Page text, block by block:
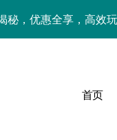
秘，优惠全享，高效
！创新科技亮点，手
抢先窥秘！手机管家
定制主题潮到没朋友
首页